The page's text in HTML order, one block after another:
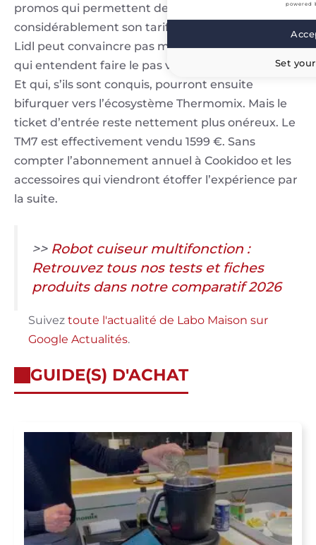
promos qui permettent de baisser
considérablement son tarif, le robot cuiseur de
Lidl peut convaincre pas mal de consommateurs
qui entendent faire le pas vers la cuisine assistée.
Et qui, s’ils sont conquis, pourront ensuite
bifurquer vers l’écosystème Thermomix. Mais le
ticket d’entrée reste nettement plus onéreux. Le
TM7 est effectivement vendu 1599 €. Sans
compter l’abonnement annuel à Cookidoo et les
accessoires qui viendront étoffer l’expérience par
la suite.
>> Robot cuiseur multifonction :
Retrouvez tous nos tests et fiches
produits dans notre comparatif 2026
Suivez toute l'actualité de Labo Maison sur
Google Actualités.
GUIDE(S) D'ACHAT
powered
Set